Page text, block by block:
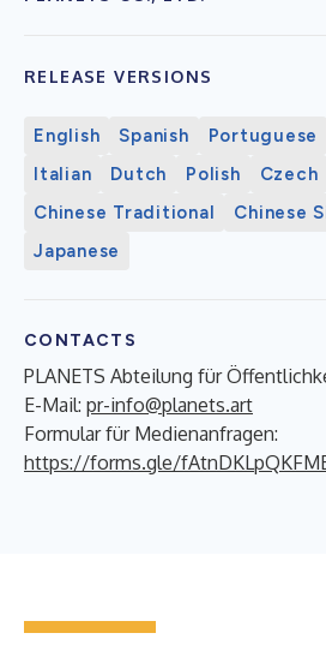
RELEASE VERSIONS
English Spanish Portuguese
Italian
Dutch Polish Czech
Chinese Traditional
Chinese
Japanese
CONTACTS
PLANETS Abteilung für
E-Mail: pr-info@planets.art
Formular für Medienanfragen:
https://forms.gle/